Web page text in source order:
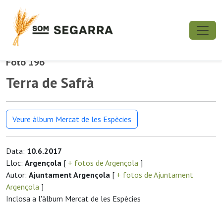
Foto 196
Terra de Safrà
Veure àlbum Mercat de les Espècies
Data: 10.6.2017
Lloc: Argençola [ + fotos de Argençola ]
Autor: Ajuntament Argençola [ + fotos de Ajuntament
Argençola ]
Inclosa a l'àlbum Mercat de les Espècies